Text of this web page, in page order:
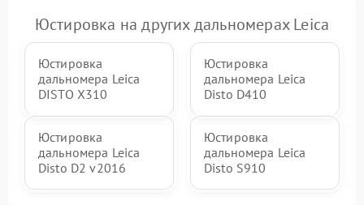
Юстировка на других дальномерах Leica
Юстировка
дальномера Leica
DISTO X310
Юстировка
дальномера Leica
Disto D410
Юстировка
дальномера Leica
Disto D2 v2016
Юстировка
дальномера Leica
Disto S910